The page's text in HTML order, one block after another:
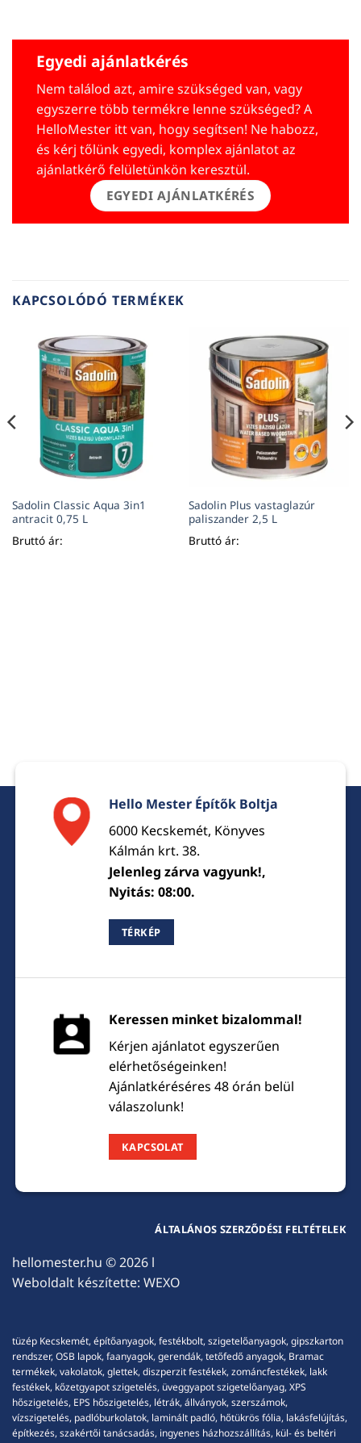
Egyedi ajánlatkérés
Nem találod azt, amire szükséged van, vagy
egyszerre több termékre lenne szükséged? A
HelloMester itt van, hogy segítsen! Ne habozz,
és kérj tőlünk egyedi, komplex ajánlatot az
ajánlatkérő felületünkön keresztül.
EGYEDI AJÁNLATKÉRÉS
KAPCSOLÓDÓ TERMÉKEK
Sadolin Classic Aqua 3in1
antracit 0,75 L
Bruttó ár:
Sadolin Plus vastaglazúr
paliszander 2,5 L
Bruttó ár:
Hello Mester Építők Boltja
6000 Kecskemét, Könyves
Kálmán krt. 38.
Jelenleg zárva vagyunk!,
Nyitás: 08:00.
TÉRKÉP
Keressen minket bizalommal!
Kérjen ajánlatot egyszerűen
elérhetőségeinken!
Ajánlatkéréséres 48 órán belül
válaszolunk!
KAPCSOLAT
hellomester.hu © 2026 l
Weboldalt készítette: WEXO
ÁLTALÁNOS SZERZŐDÉSI FELTÉTELEK
tüzép Kecskemét, építőanyagok, festékbolt, szigetelőanyagok, gipszkarton
rendszer, OSB lapok, faanyagok, gerendák, tetőfedő anyagok, Bramac
termékek, vakolatok, glettek, diszperzit festékek, zománcfestékek, lakk
festékek, kőzetgyapot szigetelés, üveggyapot szigetelőanyag, XPS
hőszigetelés, EPS hőszigetelés, létrák, állványok, szerszámok,
vízszigetelés, padlóburkolatok, laminált padló, hőtükrös fólia, lakásfelújítás,
építkezés, szakértői tanácsadás, ingyenes házhozszállítás, kül- és beltéri